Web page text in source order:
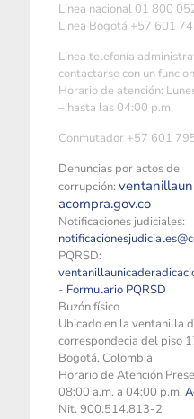
Linea nacional 01 800
Linea Bogotá +57 601
Linea telefonía
contactarse con un
Horario de atención:
– hasta las 04:00 p.m.
Conmutador +57 601
Denuncias por actos de
corrupción:
acompra.gov.co
Notificaciones judiciales:
PQRSD:
- Formulario PQRSD
Buzón físico
Ubicado en la ventanilla
correspondecia del piso
Bogotá, Colombia
Horario de Atención
08:00 a.m. a 04:00 p.m.
Nit. 900.514.813-2